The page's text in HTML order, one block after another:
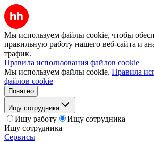
Мы используем файлы cookie, чтобы
правильную работу нашего веб-сайта и
трафик.
Правила использования файлов cookie
Мы используем файлы cookie. Правила
файлов cookie
Понятно
Ищу сотрудника
Ищу работу
Ищу сотрудника
Ищу сотрудника
Сервисы